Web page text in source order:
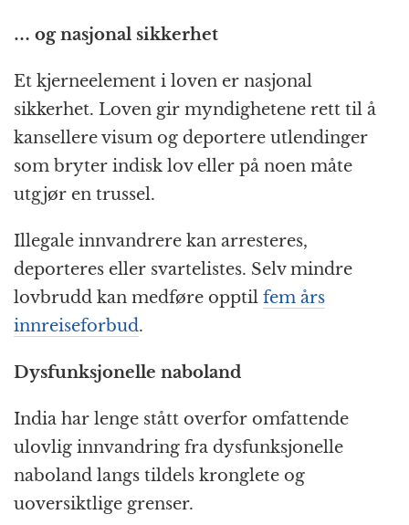
… og nasjonal sikkerhet
Et kjerneelement i loven er nasjonal
sikkerhet. Loven gir myndighetene rett til å
kansellere visum og deportere utlendinger
som bryter indisk lov eller på noen måte
utgjør en trussel.
Illegale innvandrere kan arresteres,
deporteres eller svartelistes. Selv mindre
lovbrudd kan medføre opptil fem års
innreiseforbud.
Dysfunksjonelle naboland
India har lenge stått overfor omfattende
ulovlig innvandring fra dysfunksjonelle
naboland langs tildels kronglete og
uoversiktlige grenser.